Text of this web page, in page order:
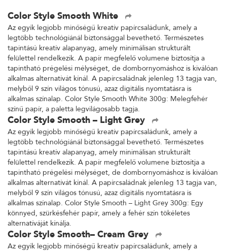
Color Style Smooth White
Az egyik legjobb minőségű kreatív papírcsaládunk, amely a
legtöbb technológiánál biztonsággal bevethető. Természetes
tapintású kreatív alapanyag, amely minimálisan strukturált
felülettel rendelkezik. A papír megfelelő volumene biztosítja a
tapintható prégelési mélységet, de dombornyomáshoz is kiválóan
alkalmas alternatívát kínál. A papírcsaládnak jelenleg 13 tagja van,
melyből 9 szín világos tónusú, azaz digitális nyomtatásra is
alkalmas színalap. Color Style Smooth White 300g: Melegfehér
színű papír, a paletta legvilágosabb tagja.
Color Style Smooth – Light Grey
Az egyik legjobb minőségű kreatív papírcsaládunk, amely a
legtöbb technológiánál biztonsággal bevethető. Természetes
tapintású kreatív alapanyag, amely minimálisan strukturált
felülettel rendelkezik. A papír megfelelő volumene biztosítja a
tapintható prégelési mélységet, de dombornyomáshoz is kiválóan
alkalmas alternatívát kínál. A papírcsaládnak jelenleg 13 tagja van,
melyből 9 szín világos tónusú, azaz digitális nyomtatásra is
alkalmas színalap. Color Style Smooth – Light Grey 300g: Egy
könnyed, szürkésfehér papír, amely a fehér szín tökéletes
alternatíváját kínálja.
Color Style Smooth– Cream Grey
Az egyik legjobb minőségű kreatív papírcsaládunk, amely a